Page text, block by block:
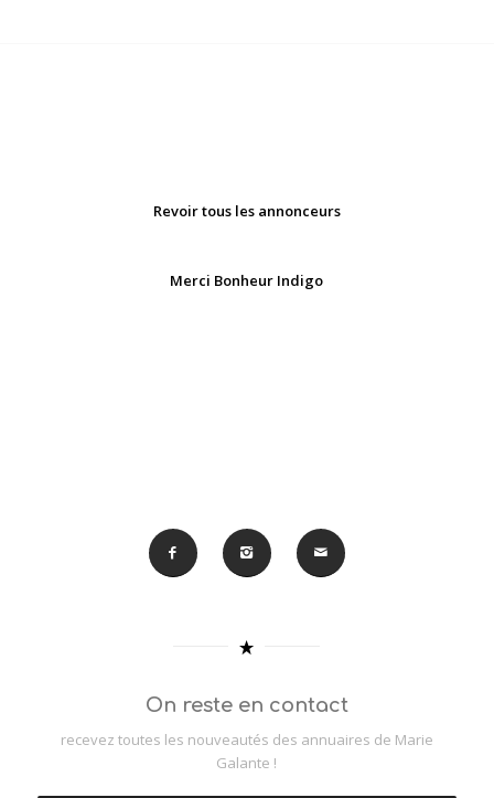
Revoir tous les annonceurs
Merci Bonheur Indigo
On reste en contact
recevez toutes les nouveautés des annuaires de Marie
Galante !